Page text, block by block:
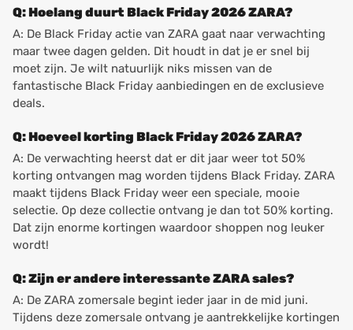
Q: Hoelang duurt Black Friday 2026 ZARA?
A: De Black Friday actie van ZARA gaat naar verwachting
maar twee dagen gelden. Dit houdt in dat je er snel bij
moet zijn. Je wilt natuurlijk niks missen van de
fantastische Black Friday aanbiedingen en de exclusieve
deals.
Q: Hoeveel korting Black Friday 2026 ZARA?
A: De verwachting heerst dat er dit jaar weer tot 50%
korting ontvangen mag worden tijdens Black Friday. ZARA
maakt tijdens Black Friday weer een speciale, mooie
selectie. Op deze collectie ontvang je dan tot 50% korting.
Dat zijn enorme kortingen waardoor shoppen nog leuker
wordt!
Q: Zijn er andere interessante ZARA sales?
A: De ZARA zomersale begint ieder jaar in de mid juni.
Tijdens deze zomersale ontvang je aantrekkelijke kortingen